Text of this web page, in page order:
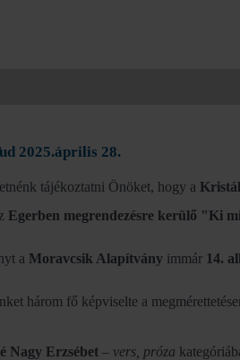
2025.április 28.
tájékoztatni Önöket, hogy a
Egerben megrendezésre kerülő "Ki
a Moravcsik Alapítvány immár 14.
három fő képviselte a
Nagy Erzsébet – vers, próza